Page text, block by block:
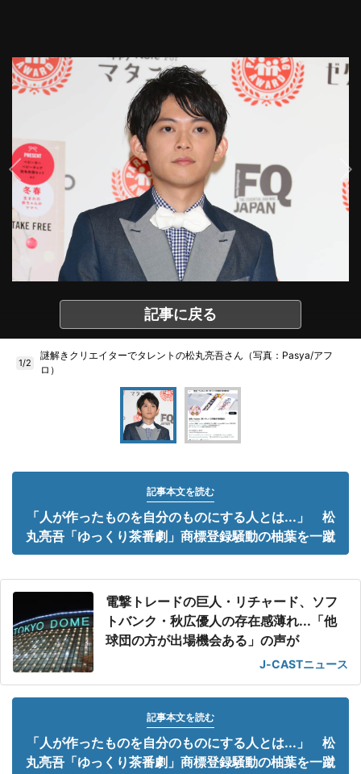
記事に戻る
1/2
謎解きクリエイターでタレントの松丸亮吾さん（写真：Pasya/アフ
ロ）
記事本文を読む
「人が作ったものを自分のものにする人とは...」 松
丸亮吾「ゆっくり茶番劇」商標登録騒動の柚葉を一蹴
電撃トレードの巨人・リチャード、ソフ
トバンク・秋広優人の存在感薄れ...「他
球団の方が出場機会ある」の声が
J-CASTニュース
記事本文を読む
「人が作ったものを自分のものにする人とは...」 松
丸亮吾「ゆっくり茶番劇」商標登録騒動の柚葉を一蹴